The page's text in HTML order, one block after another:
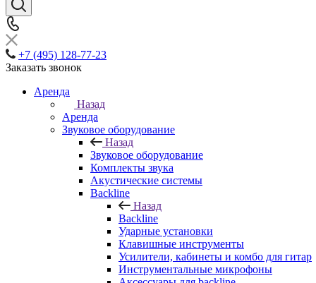
+7 (495) 128-77-23
Заказать звонок
Аренда
Назад
Аренда
Звуковое оборудование
Назад
Звуковое оборудование
Комплекты звука
Акустические системы
Backline
Назад
Backline
Ударные установки
Клавишные инструменты
Усилители, кабинеты и комбо для гитар
Инструментальные микрофоны